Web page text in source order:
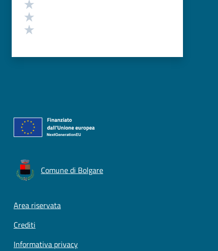
Comune di Bolgare
Footer menu
Area riservata
Crediti
Informativa privacy